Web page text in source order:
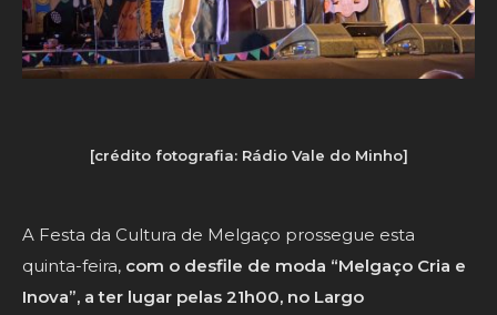
[crédito fotografia: Rádio Vale do Minho]
A Festa da Cultura de Melgaço prossegue esta
quinta-feira, com o desfile de moda “Melgaço Cria e
Inova”, a ter lugar pelas 21h00, no Largo